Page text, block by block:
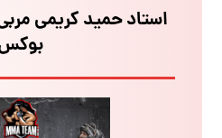
استاد حمید کریمی